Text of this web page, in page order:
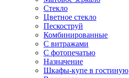
Стекло
Цветное стекло
Пескоструй
Комбинированные
С витражами
С фотопечатью
Назначение
Шкафы-купе в гостиную